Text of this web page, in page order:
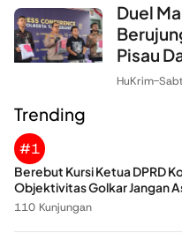
Duel
Pisau
HuKrim-
Trending
#1
Berebut Kursi Ketua DPRD
Objektivitas Golkar Jangan
110 Kunjungan